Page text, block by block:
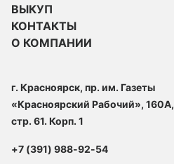
ВЫКУП
КОНТАКТЫ
О КОМПАНИИ
г. Красноярск, пр. им. Газеты
«Красноярский Рабочий», 160А,
стр. 61. Корп. 1
+7 (391) 988-92-54